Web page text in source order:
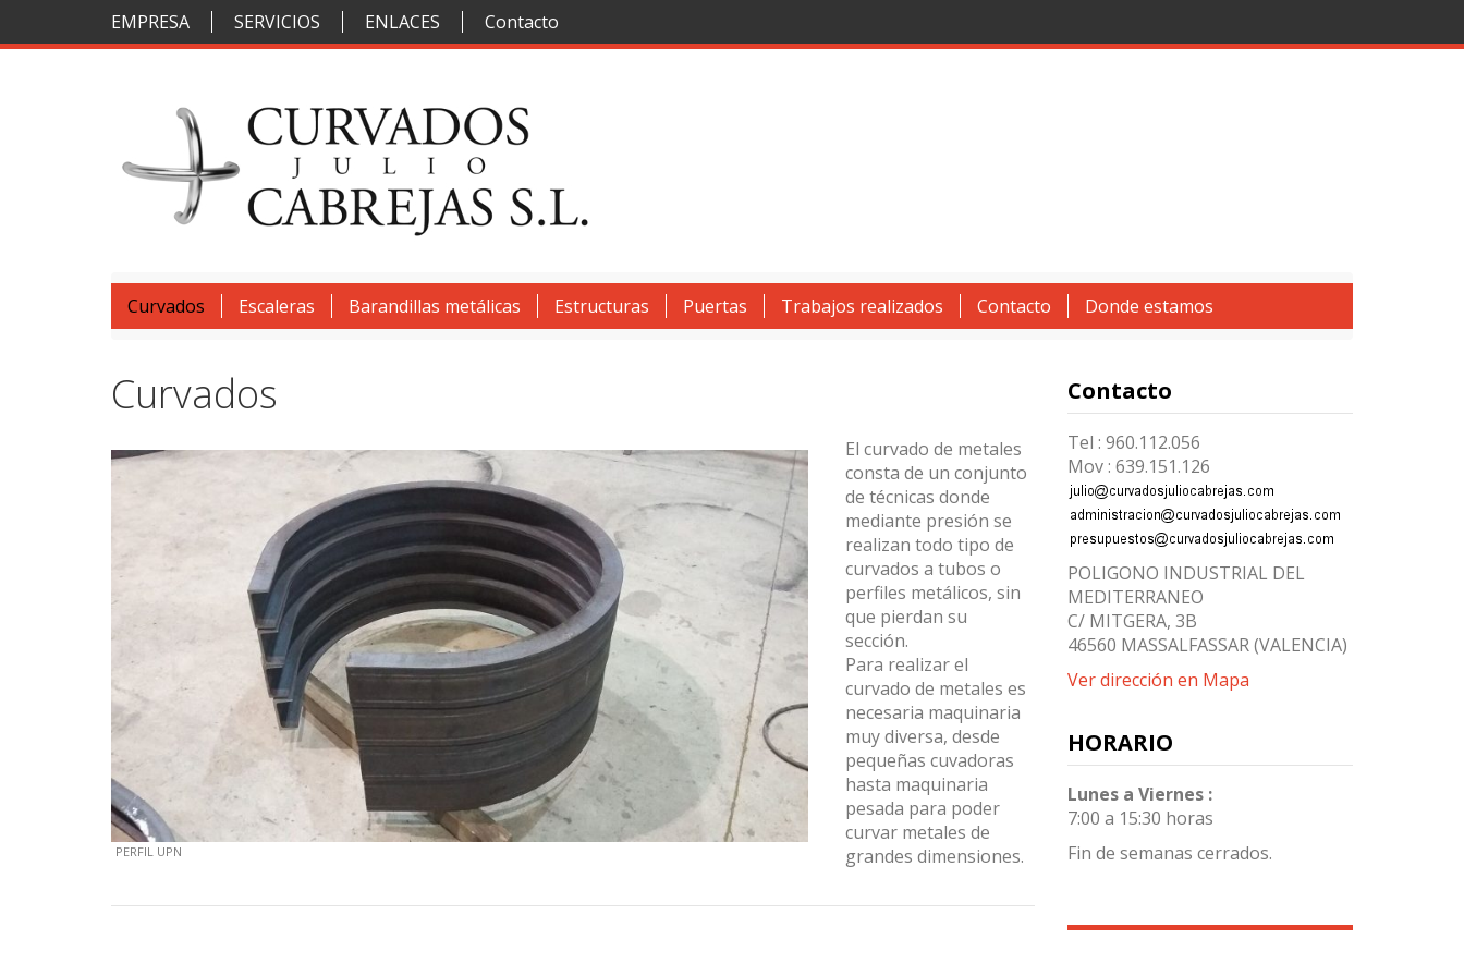
EMPRESA SERVICIOS ENLACES Contacto
Curvados Escaleras Barandillas metálicas Estructuras Puertas Trabajos realizados Contacto Donde estamos
Curvados
PERFIL UPN
El curvado de metales
consta de un conjunto
de técnicas donde
mediante presión se
realizan todo tipo de
curvados a tubos o
perfiles metálicos, sin
que pierdan su
sección.
Para realizar el
curvado de metales es
necesaria maquinaria
muy diversa, desde
pequeñas cuvadoras
hasta maquinaria
pesada para poder
curvar metales de
grandes dimensiones.
Contacto
Tel : 960.112.056
Mov : 639.151.126
POLIGONO INDUSTRIAL DEL
MEDITERRANEO
C/ MITGERA, 3B
46560 MASSALFASSAR (VALENCIA)
Ver dirección en Mapa
HORARIO
Lunes a Viernes :
7:00 a 15:30 horas
Fin de semanas cerrados.